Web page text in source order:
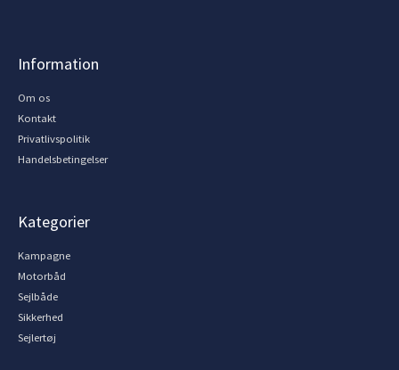
Information
Om os
Kontakt
Privatlivspolitik
Handelsbetingelser
Kategorier
Kampagne
Motorbåd
Sejlbåde
Sikkerhed
Sejlertøj